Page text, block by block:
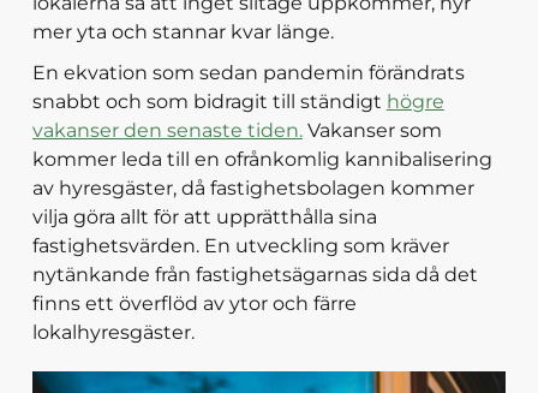
mer yta och stannar kvar länge.
En ekvation som sedan pandemin förändrats
snabbt och som bidragit till ständigt högre
vakanser den senaste tiden.Vakanser som
kommer leda till en ofrånkomlig kannibalisering
av hyresgäster, då fastighetsbolagen kommer
vilja göra allt för att upprätthålla sina
fastighetsvärden. En utveckling som kräver
nytänkande från fastighetsägarnas sida då det
finns ett överflöd av ytor och färre
lokalhyresgäster.